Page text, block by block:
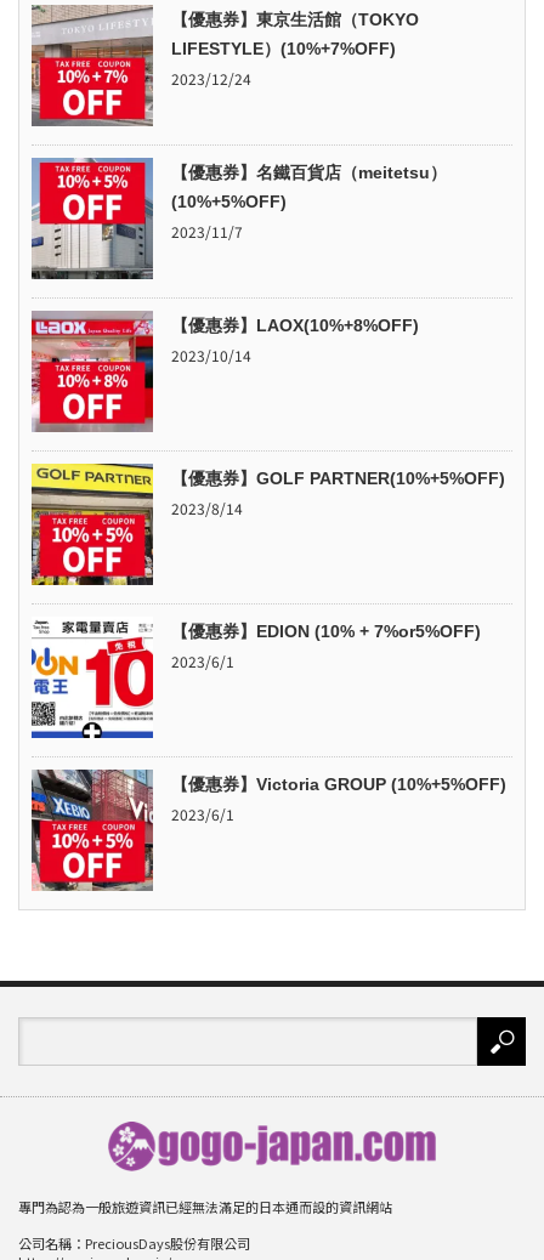
【優惠券】東京生活館（TOKYO
LIFESTYLE）(10%+7%OFF)
2023/12/24
【優惠券】名鐵百貨店（meitetsu）
(10%+5%OFF)
2023/11/7
【優惠券】LAOX(10%+8%OFF)
2023/10/14
【優惠券】GOLF PARTNER(10%+5%OFF)
2023/8/14
【優惠券】EDION (10% + 7%or5%OFF)
2023/6/1
【優惠券】Victoria GROUP (10%+5%OFF)
2023/6/1
專門為認為一般旅遊資訊已經無法滿足的日本通而設的資訊網站
公司名稱：PreciousDays股份有限公司